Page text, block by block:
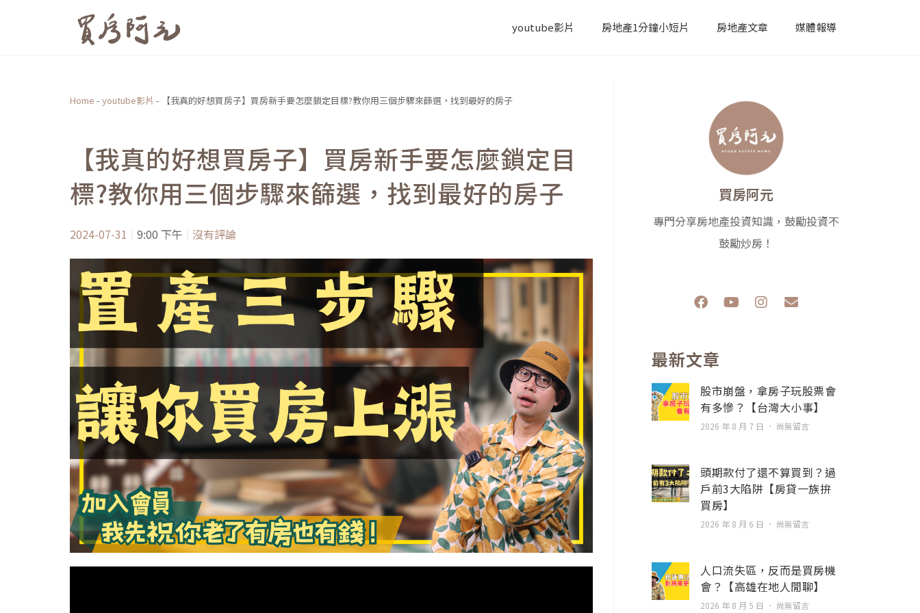
youtube影片 房地產1分鐘小短片 房地產文章 媒體報導
Home - youtube影片 - 【我真的好想買房子】買房新手要怎麼鎖定目標?教你用三個步驟來篩選，找到最好的房子
【我真的好想買房子】買房新手要怎麼鎖定目
標?教你用三個步驟來篩選，找到最好的房子
2024-07-31 9:00 下午 沒有評論
買房阿元
專門分享房地產投資知識，鼓勵投資不
鼓勵炒房！
F
a
b
o
o
k
Y
o
e
I
n
r
a
m
E
n
p
e
最新文章
股市崩盤，拿房子玩股票會
有多慘？【台灣大小事】
2026 年 8 月 7 日 尚無留言
頭期款付了還不算買到？過
戶前3大陷阱【房貸一族拚
買房】
2026 年 8 月 6 日 尚無留言
人口流失區，反而是買房機
會？【高雄在地人閒聊】
2026 年 8 月 5 日 尚無留言